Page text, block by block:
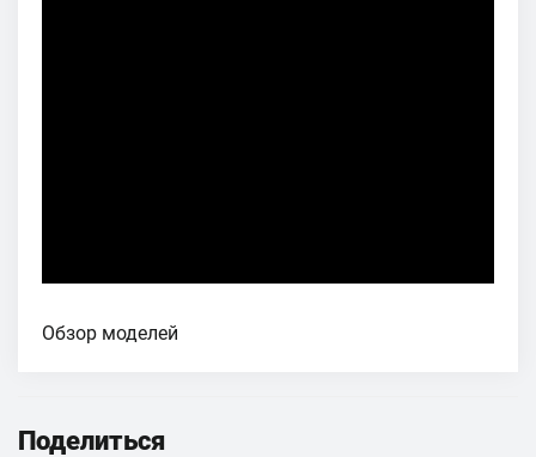
Обзор моделей
Поделиться